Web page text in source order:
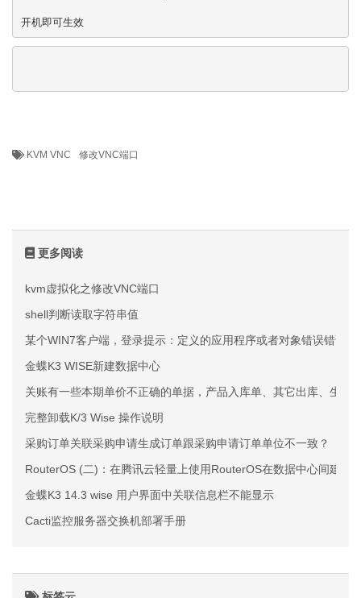
开机即可生效
KVM VNC 修改VNC端口
更多阅读
kvm虚拟化之修改VNC端口
shell判断读取字符串值
某个WIN7客户端，登录提示：定义的应用程序或者对象错误错误
金蝶K3 WISE新建数据中心
关账有一些本期单价不正确的单据，产品入库单、其它出库、生
完整卸载K/3 Wise 操作说明
采购订单关联采购申请生成订单跟采购申请订单单位不一致？
RouterOS (二)：在腾讯云轻量上使用RouterOS在数据中心间建立
金蝶K3 14.3 wise 用户界面中关联信息栏不能显示
Cacti监控服务器交换机部署手册